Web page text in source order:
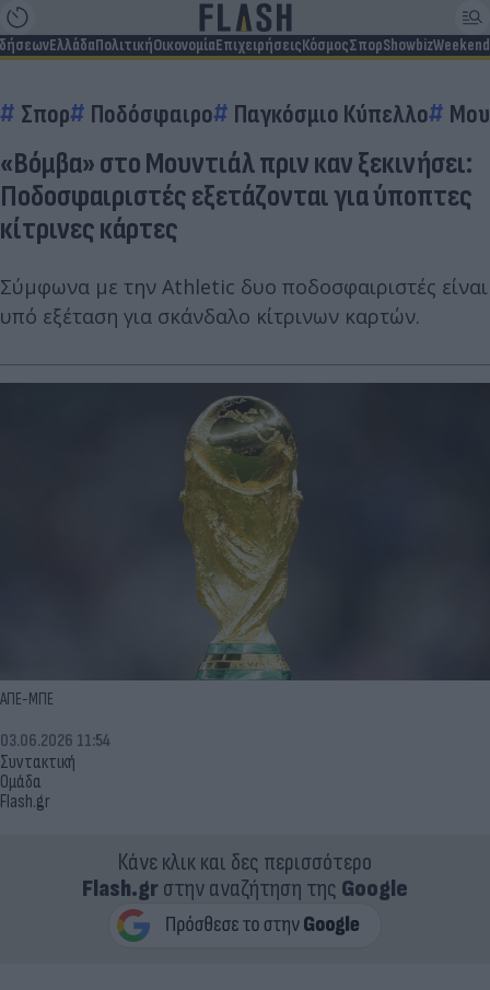
ΕλλάδαΠολιτικήΟικονομίαΕπιχειρήσειςΚόσμοςΣπορShowbizWeekend
Σπορ Ποδόσφαιρο Παγκόσμιο Κύπελλο
«Βόμβα» στο Μουντιάλ πριν καν ξεκινήσει:
Ποδοσφαιριστές εξετάζονται για ύποπτες
κίτρινες κάρτες
Σύμφωνα με την Athletic δυο ποδοσφαιριστές είναι
υπό εξέταση για σκάνδαλο κίτρινων καρτών.
ΑΠΕ-ΜΠΕ
Συντακτική
Ομάδα
Flash.gr
03.06.2026 11:54
Κάνε κλικ και δες περισσότερο
Flash.grστην αναζήτηση της Google